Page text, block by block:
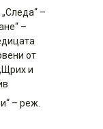
–
–
от
и
– реж.